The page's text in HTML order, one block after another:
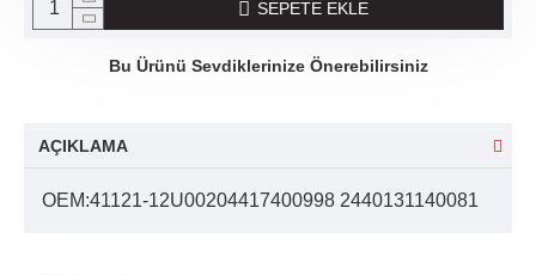
SEPETE EKLE
Bu Ürünü Sevdiklerinize Önerebilirsiniz
AÇIKLAMA
OEM:41121-12U00204417400998 2440131140081